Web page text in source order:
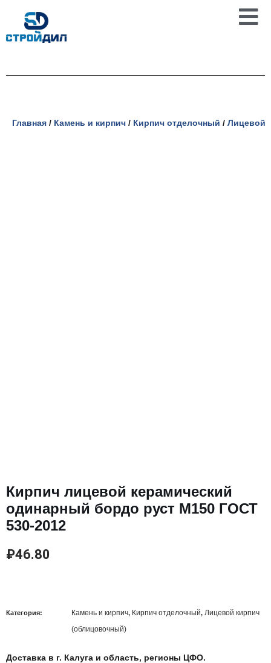
Перейти
Главная / Камень и кирпич / Кирпич отделочный / Лицевой
Кирпич лицевой керамический
одинарный бордо руст М150 ГОСТ
530-2012
₽46.80
Категория: Камень и кирпич, Кирпич отделочный, Лицевой кирпич
(облицовочный)
Доставка в г. Калуга и область, регионы ЦФО.